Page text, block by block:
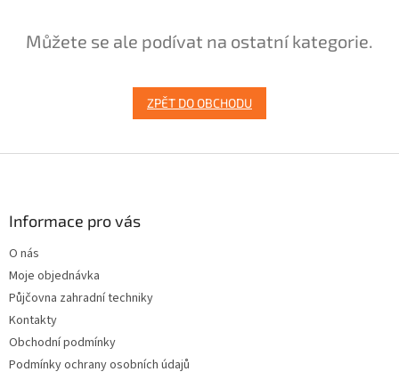
Můžete se ale podívat na ostatní kategorie.
ZPĚT DO OBCHODU
Informace pro vás
O nás
Moje objednávka
Půjčovna zahradní techniky
Kontakty
Obchodní podmínky
Podmínky ochrany osobních údajů